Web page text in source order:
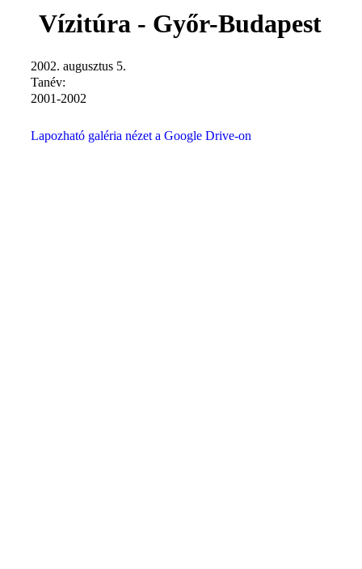
Vízitúra - Győr-Budapest
2002. augusztus 5.
Tanév:
2001-2002
Lapozható galéria nézet a Google Drive-on